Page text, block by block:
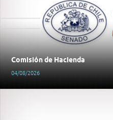
Comisión de Hacienda
04/08/2026